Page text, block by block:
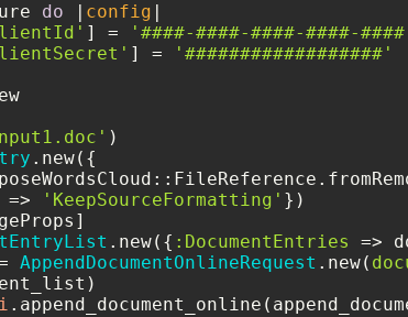
do config
] =
'####-####-####-####-
] =
'##################'
)
.new({
=> 'KeepSourceFormatting' })
.new({ :DocumentEntries
=>
AppendDocumentOnlineRequest .new(